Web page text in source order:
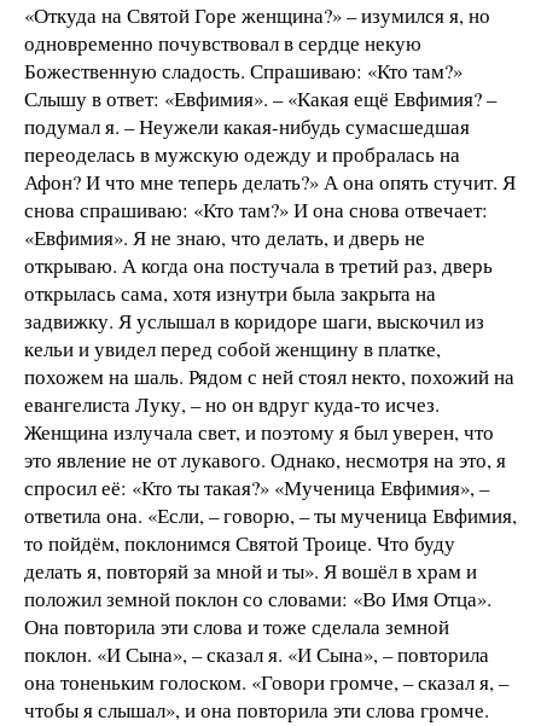
«Откуда на Святой Горе женщина?» – изумился я, но
одновременно почувствовал в сердце некую
Божественную сладость. Спрашиваю: «Кто там?»
Слышу в ответ: «Евфимия». – «Какая ещё Евфимия? –
подумал я. – Неужели какая-нибудь сумасшедшая
переоделась в мужскую одежду и пробралась на
Афон? И что мне теперь делать?» А она опять стучит. Я
снова спрашиваю: «Кто там?» И она снова отвечает:
«Евфимия». Я не знаю, что делать, и дверь не
открываю. А когда она постучала в третий раз, дверь
открылась сама, хотя изнутри была закрыта на
задвижку. Я услышал в коридоре шаги, выскочил из
кельи и увидел перед собой женщину в платке,
похожем на шаль. Рядом с ней стоял некто, похожий на
евангелиста Луку, – но он вдруг куда-то исчез.
Женщина излучала свет, и поэтому я был уверен, что
это явление не от лукавого. Однако, несмотря на это, я
спросил её: «Кто ты такая?» «Мученица Евфимия», –
ответила она. «Если, – говорю, – ты мученица Евфимия,
то пойдём, поклонимся Святой Троице. Что буду
делать я, повторяй за мной и ты». Я вошёл в храм и
положил земной поклон со словами: «Во Имя Отца».
Она повторила эти слова и тоже сделала земной
поклон. «И Сына», – сказал я. «И Сына», – повторила
она тоненьким голоском. «Говори громче, – сказал я, –
чтобы я слышал», и она повторила эти слова громче.